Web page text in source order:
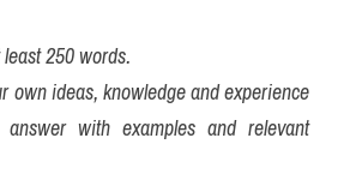
250 words.
own ideas, knowledge and experience
with examples and relevant